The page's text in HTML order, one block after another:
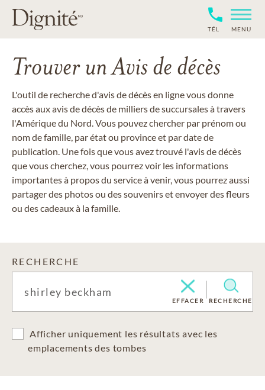
TÉL MENU
Trouver un Avis de décès
L'outil de recherche d'avis de décès en ligne vous donne
accès aux avis de décès de milliers de succursales à travers
l'Amérique du Nord. Vous pouvez chercher par prénom ou
nom de famille, par état ou province et par date de
publication. Une fois que vous avez trouvé l'avis de décès
que vous cherchez, vous pourrez voir les informations
importantes à propos du service à venir, vous pourrez aussi
partager des photos ou des souvenirs et envoyer des fleurs
ou des cadeaux à la famille.
RECHERCHE
EFFACER RECHERCHE
Afficher uniquement les résultats avec les
emplacements des tombes